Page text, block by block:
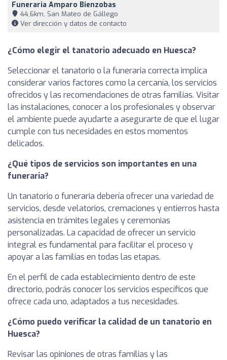
Funeraria Amparo Bienzobas
44,6km, San Mateo de Gállego
Ver dirección y datos de contacto
¿Cómo elegir el tanatorio adecuado en Huesca?
Seleccionar el tanatorio o la funeraria correcta implica
considerar varios factores como la cercanía, los servicios
ofrecidos y las recomendaciones de otras familias. Visitar
las instalaciones, conocer a los profesionales y observar
el ambiente puede ayudarte a asegurarte de que el lugar
cumple con tus necesidades en estos momentos
delicados.
¿Qué tipos de servicios son importantes en una
funeraria?
Un tanatorio o funeraria debería ofrecer una variedad de
servicios, desde velatorios, cremaciones y entierros hasta
asistencia en trámites legales y ceremonias
personalizadas. La capacidad de ofrecer un servicio
integral es fundamental para facilitar el proceso y
apoyar a las familias en todas las etapas.
En el perfil de cada establecimiento dentro de este
directorio, podrás conocer los servicios específicos que
ofrece cada uno, adaptados a tus necesidades.
¿Cómo puedo verificar la calidad de un tanatorio en
Huesca?
Revisar las opiniones de otras familias y las